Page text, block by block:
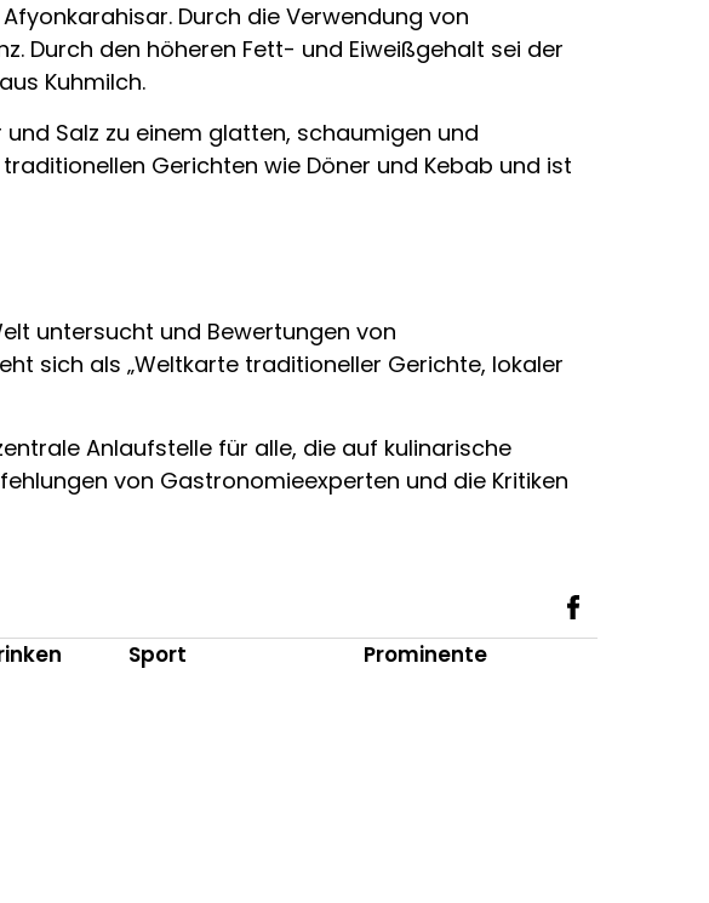
Durch die Verwendung von
Durch den höheren Fett- und Eiweißgehalt sei der
Kuhmilch.
Salz zu einem glatten, schaumigen und
Gerichten wie Döner und Kebab und ist
untersucht und Bewertungen von
sich als „Weltkarte traditioneller Gerichte, lokaler
Anlaufstelle für alle, die auf kulinarische
von Gastronomieexperten und die Kritiken
Sport Prominente